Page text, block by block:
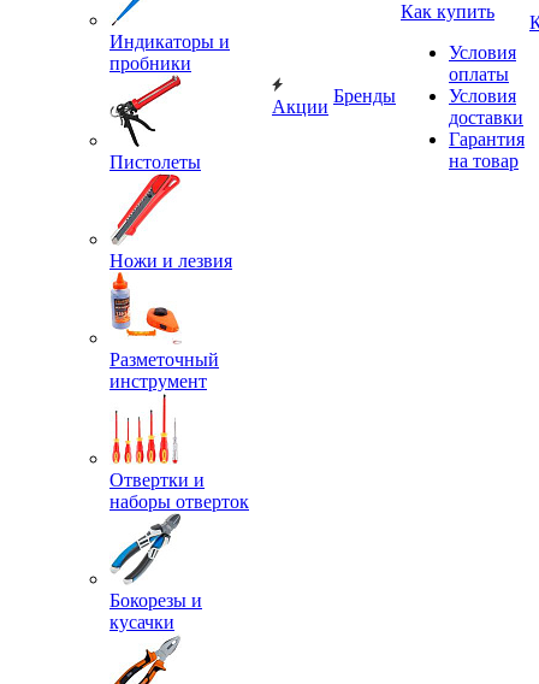
Индикаторы и
пробники
Пистолеты
Ножи и лезвия
Разметочный
инструмент
Отвертки и
наборы отверток
Бокорезы и
кусачки
Акции
Бренды
Как купить
Условия
оплаты
Условия
доставки
Гарантия
на товар